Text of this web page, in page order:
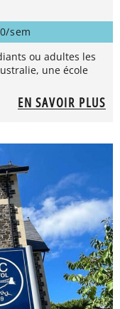
sem
ou adultes les
une école
EN SAVOIR PLUS